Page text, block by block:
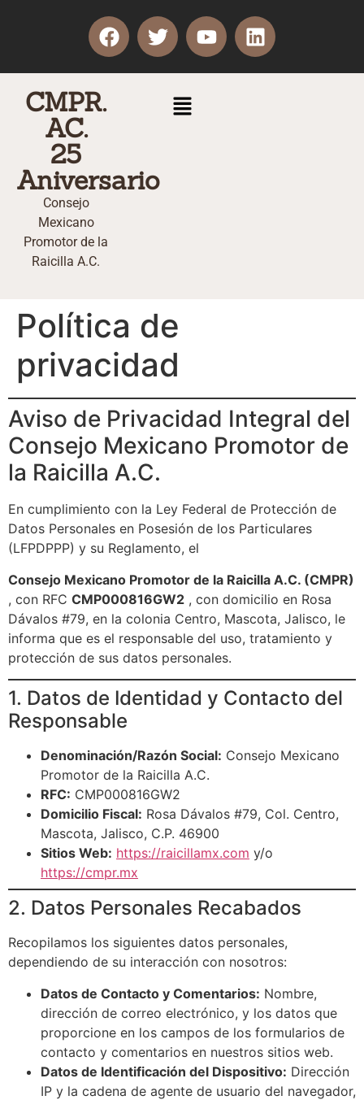
CMPR.
AC.
25
Aniversario
Consejo
Mexicano
Promotor de la
Raicilla A.C.
Política de
privacidad
Aviso de Privacidad Integral del
Consejo Mexicano Promotor de
la Raicilla A.C.
En cumplimiento con la Ley Federal de Protección de
Datos Personales en Posesión de los Particulares
(LFPDPPP) y su Reglamento, el
Consejo Mexicano Promotor de la Raicilla A.C. (CMPR)
, con RFC CMP000816GW2 , con domicilio en Rosa
Dávalos #79, en la colonia Centro, Mascota, Jalisco, le
informa que es el responsable del uso, tratamiento y
protección de sus datos personales.
1. Datos de Identidad y Contacto del
Responsable
Denominación/Razón Social: Consejo Mexicano
Promotor de la Raicilla A.C.
RFC: CMP000816GW2
Domicilio Fiscal: Rosa Dávalos #79, Col. Centro,
Mascota, Jalisco, C.P. 46900
Sitios Web: https://raicillamx.com y/o
https://cmpr.mx
2. Datos Personales Recabados
Recopilamos los siguientes datos personales,
dependiendo de su interacción con nosotros:
Datos de Contacto y Comentarios: Nombre,
dirección de correo electrónico, y los datos que
proporcione en los campos de los formularios de
contacto y comentarios en nuestros sitios web.
Datos de Identificación del Dispositivo: Dirección
IP y la cadena de agente de usuario del navegador,